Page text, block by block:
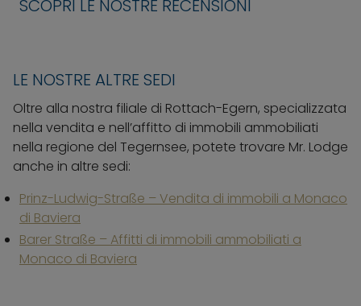
SCOPRI LE NOSTRE RECENSIONI
LE NOSTRE ALTRE SEDI
Oltre alla nostra filiale di Rottach-Egern, specializzata
nella vendita e nell’affitto di immobili ammobiliati
nella regione del Tegernsee, potete trovare Mr. Lodge
anche in altre sedi:
Prinz-Ludwig-Straße – Vendita di immobili a Monaco
di Baviera
Barer Straße – Affitti di immobili ammobiliati a
Monaco di Baviera